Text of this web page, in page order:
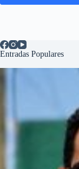
Entradas Populares